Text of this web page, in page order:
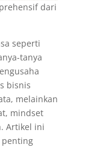
dari
seperti
tanya
bisnis
melainkan
mindset
Artikel ini
penting